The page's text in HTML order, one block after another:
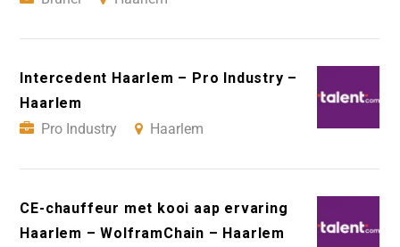
Intercedent Haarlem – Pro Industry –
Haarlem
Pro Industry
Haarlem
CE-chauffeur met kooi aap ervaring
Haarlem – WolframChain – Haarlem